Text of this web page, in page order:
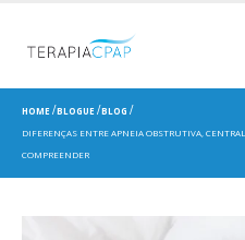
HOME BLOGUE
BLOG
DIFERENÇAS ENTRE APNEIA OBSTRUTIVA,
COMPREENDER